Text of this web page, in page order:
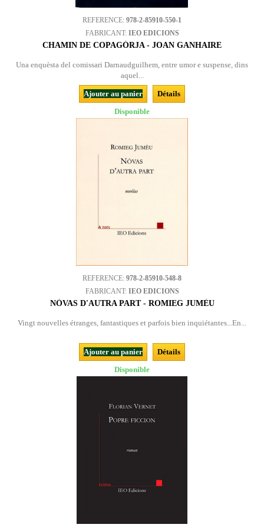
REFERENCE: 978-2-85910-550-1
FABRICANT: IEO EDICIONS
CHAMIN DE COPAGÒRJA - JOAN GANHAIRE
Una enquèsta del comissari Darnaudguilhem, entre umor e suspense, dins
aquel...
Ajouter au panier
Détails
Disponible
REFERENCE: 978-2-85910-548-8
FABRICANT: IEO EDICIONS
NÒVAS D'AUTRA PART - ROMIEG JUMÈU
Vingt nouvelles étranges, fantastiques et parfois bien inquiétantes...En...
Ajouter au panier
Détails
Disponible